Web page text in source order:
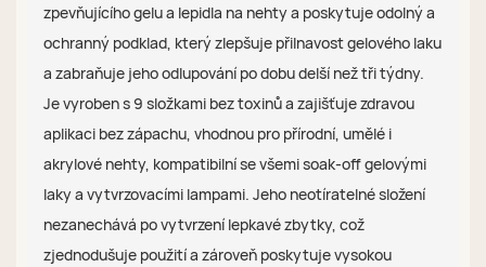
zpevňujícího gelu a lepidla na nehty a poskytuje odolný a
ochranný podklad, který zlepšuje přilnavost gelového laku
a zabraňuje jeho odlupování po dobu delší než tři týdny.
Je vyroben s 9 složkami bez toxinů a zajišťuje zdravou
aplikaci bez zápachu, vhodnou pro přírodní, umělé i
akrylové nehty, kompatibilní se všemi soak-off gelovými
laky a vytvrzovacími lampami. Jeho neotíratelné složení
nezanechává po vytvrzení lepkavé zbytky, což
zjednodušuje použití a zároveň poskytuje vysokou